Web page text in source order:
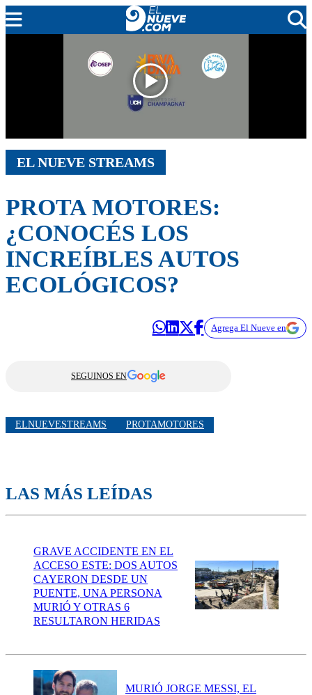
EL NUEVE STREAMS
EN VIVO
EL NUEVE STREAMS
PROTA MOTORES:
¿CONOCÉS LOS
INCREÍBLES AUTOS
ECOLÓGICOS?
Agrega El Nueve en
SEGUINOS EN
ELNUEVESTREAMS PROTAMOTORES
LAS MÁS LEÍDAS
GRAVE ACCIDENTE EN EL
ACCESO ESTE: DOS AUTOS
CAYERON DESDE UN
PUENTE, UNA PERSONA
MURIÓ Y OTRAS 6
RESULTARON HERIDAS
MURIÓ JORGE MESSI, EL